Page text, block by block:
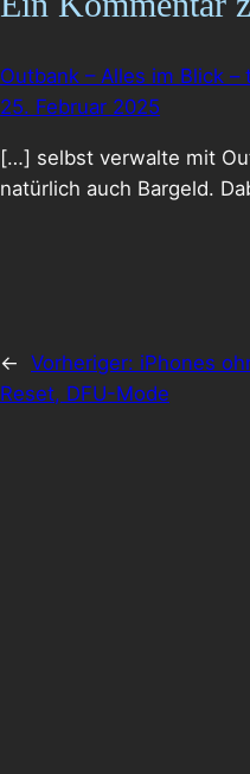
Outbank – Alles im Blick –
25. Februar 2025
[…] selbst verwalte mit
natürlich auch Bargeld.
← Vorheriger: iPhones
Reset, DFU-Mode